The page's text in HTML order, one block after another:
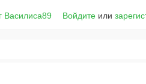
Василиса89 Войдите или